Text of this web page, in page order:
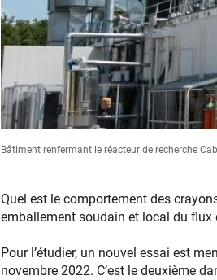
Bâtiment renfermant le réacteur de recherche
Quel est le comportement des
emballement soudain et local du flux
Pour l’étudier, un nouvel essai est
novembre 2022. C’est le deuxième